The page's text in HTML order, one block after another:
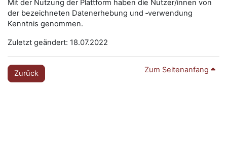
Mit der Nutzung der Plattform haben die Nutzer/innen von
der bezeichneten Datenerhebung und ‑verwendung
Kenntnis genommen.
Zuletzt geändert: 18.07.2022
Zurück Zum Seitenanfang